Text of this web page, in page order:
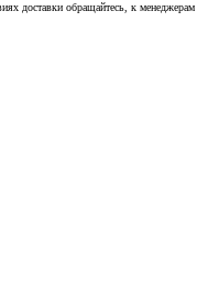
доставки обращайтесь, к менеджерам